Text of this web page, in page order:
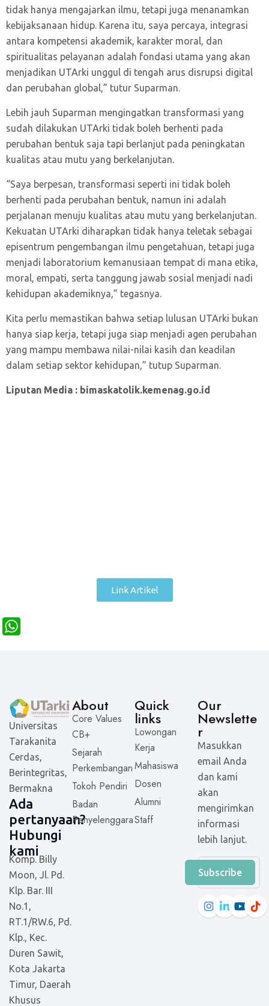
tidak hanya mengajarkan ilmu, tetapi juga menanamkan
kebijaksanaan hidup. Karena itu, saya percaya, integrasi
antara kompetensi akademik, karakter moral, dan
spiritualitas pelayanan adalah fondasi utama yang akan
menjadikan UTArki unggul di tengah arus disrupsi digital
dan perubahan global,” tutur Suparman.
Lebih jauh Suparman mengingatkan transformasi yang
sudah dilakukan UTArki tidak boleh berhenti pada
perubahan bentuk saja tapi berlanjut pada peningkatan
kualitas atau mutu yang berkelanjutan.
“Saya berpesan, transformasi seperti ini tidak boleh
berhenti pada perubahan bentuk, namun ini adalah
perjalanan menuju kualitas atau mutu yang berkelanjutan.
Kekuatan UTArki diharapkan tidak hanya teletak sebagai
episentrum pengembangan ilmu pengetahuan, tetapi juga
menjadi laboratorium kemanusiaan tempat di mana etika,
moral, empati, serta tanggung jawab sosial menjadi nadi
kehidupan akademiknya,” tegasnya.
Kita perlu memastikan bahwa setiap lulusan UTArki bukan
hanya siap kerja, tetapi juga siap menjadi agen perubahan
yang mampu membawa nilai-nilai kasih dan keadilan
dalam setiap sektor kehidupan,” tutup Suparman.
Liputan Media : bimaskatolik.kemenag.go.id
Link Artikel
s
A
p
Universitas
Tarakanita
Cerdas,
Berintegritas,
Bermakna
Ada
pertanyaan?
Hubungi
kami
Komp. Billy
Moon, Jl. Pd.
Klp. Bar. III
No.1,
RT.1/RW.6, Pd.
Klp., Kec.
Duren Sawit,
Kota Jakarta
Timur, Daerah
Khusus
About
Core Values
CB+
Sejarah
Perkembangan
Tokoh Pendiri
Badan
Penyelenggara
Quick
links
Lowongan
Kerja
Mahasiswa
Dosen
Alumni
Staff
Our
Newslette
r
Masukkan
email Anda
dan kami
akan
mengirimkan
informasi
lebih lanjut.
Subscribe